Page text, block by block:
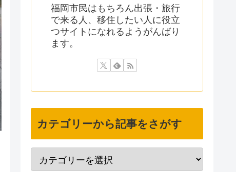
福岡市民はもちろん出張・旅行
で来る人、移住したい人に役立
つサイトになれるようがんばり
ます。
カテゴリーから記事をさがす